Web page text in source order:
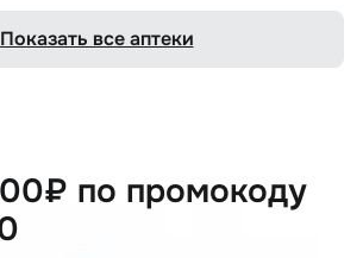
Показать все аптеки
по промокоду